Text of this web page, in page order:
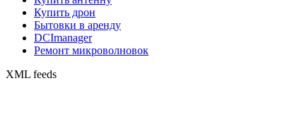
Купить дрон
Бытовки в аренду
DCImanager
Ремонт микроволновок
XML feeds